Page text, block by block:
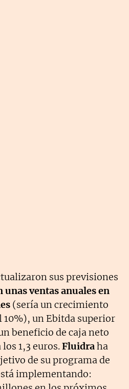
sus previsiones
unas ventas anuales en
(sería un crecimiento
un Ebitda superior
beneficio de caja neto
1,3 euros.Fluidraha
de su programa de
implementando: